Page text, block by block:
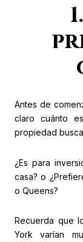
Antes de
claro cuánto
propiedad
¿Es para
casa? o
o Queens?
Recuerda que
York varían